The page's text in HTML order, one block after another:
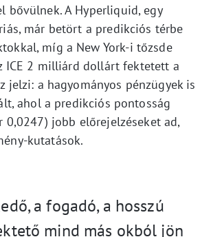
bővülnek. A Hyperliquid, egy
már betört a predikciós térbe
míg a New York-i tőzsde
ICE 2 milliárd dollárt fektetett a
jelzi: a hagyományos pénzügyek is
ahol a predikciós pontosság
0,0247) jobb előrejelzéseket ad,
kutatások.
a fogadó, a hosszú
mind más okból jön